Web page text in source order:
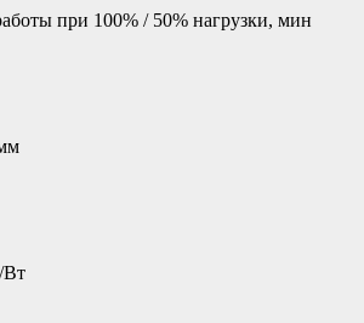
при 100% / 50% нагрузки, мин